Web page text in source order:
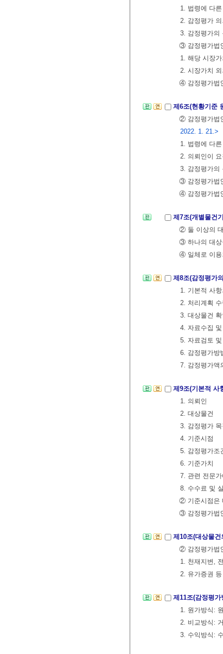
1. 법령에 다
2. 감정평가
3. 감정평가의
③ 감정평가법
1. 해당 시장
2. 시장가치
④ 감정평가법
제6조(현황기준
② 감정평가법
2022. 1. 21.>
1. 법령에 다
2. 의뢰인이
3. 감정평가의
③ 감정평가법
④ 감정평가법
제7조(개별물건
② 둘 이상의
③ 하나의 대상
④ 일체로 이용
제8조(감정평가
1. 기본적 사
2. 처리계획
3. 대상물건
4. 자료수집
5. 자료검토
6. 감정평가방
7. 감정평가액
제9조(기본적 사
1. 의뢰인
2. 대상물건
3. 감정평가
4. 기준시점
5. 감정평가조
6. 기준가치
7. 관련 전문
8. 수수료 및
② 기준시점은
③ 감정평가법
제10조(대상물
② 감정평가법
1. 천재지변,
2. 유가증권
제11조(감정평
1. 원가방식:
2. 비교방식:
3. 수익방식: